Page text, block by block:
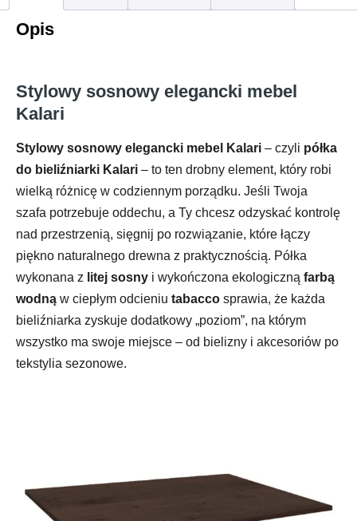
Opis
Stylowy sosnowy elegancki mebel
Kalari
Stylowy sosnowy elegancki mebel Kalari – czyli półka
do bieliźniarki Kalari – to ten drobny element, który robi
wielką różnicę w codziennym porządku. Jeśli Twoja
szafa potrzebuje oddechu, a Ty chcesz odzyskać kontrolę
nad przestrzenią, sięgnij po rozwiązanie, które łączy
piękno naturalnego drewna z praktycznością. Półka
wykonana z litej sosny i wykończona ekologiczną farbą
wodną w ciepłym odcieniu tabacco sprawia, że każda
bieliźniarka zyskuje dodatkowy „poziom”, na którym
wszystko ma swoje miejsce – od bielizny i akcesoriów po
tekstylia sezonowe.